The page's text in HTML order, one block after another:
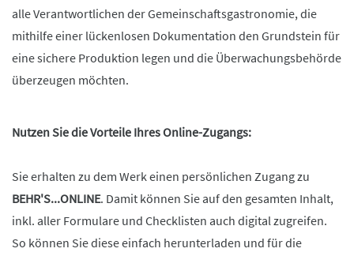
alle Verantwortlichen der Gemeinschaftsgastronomie, die
mithilfe einer lückenlosen Dokumentation den Grundstein für
eine sichere Produktion legen und die Überwachungsbehörde
überzeugen möchten.
Nutzen Sie die Vorteile Ihres Online-Zugangs:
Sie erhalten zu dem Werk einen persönlichen Zugang zu
BEHR'S...ONLINE. Damit können Sie auf den gesamten Inhalt,
inkl. aller Formulare und Checklisten auch digital zugreifen.
So können Sie diese einfach herunterladen und für die